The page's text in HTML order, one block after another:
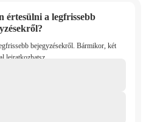
értesülni a legfrissebb